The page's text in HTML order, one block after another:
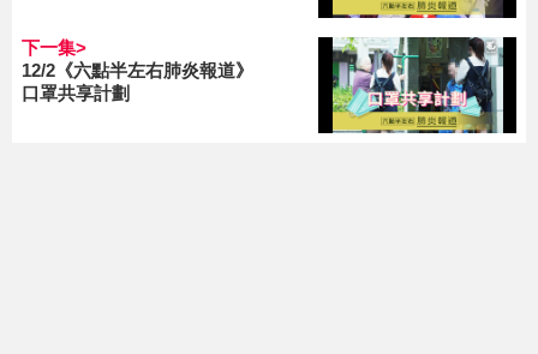
下一集>
12/2《六點半左右肺炎報道》
口罩共享計劃